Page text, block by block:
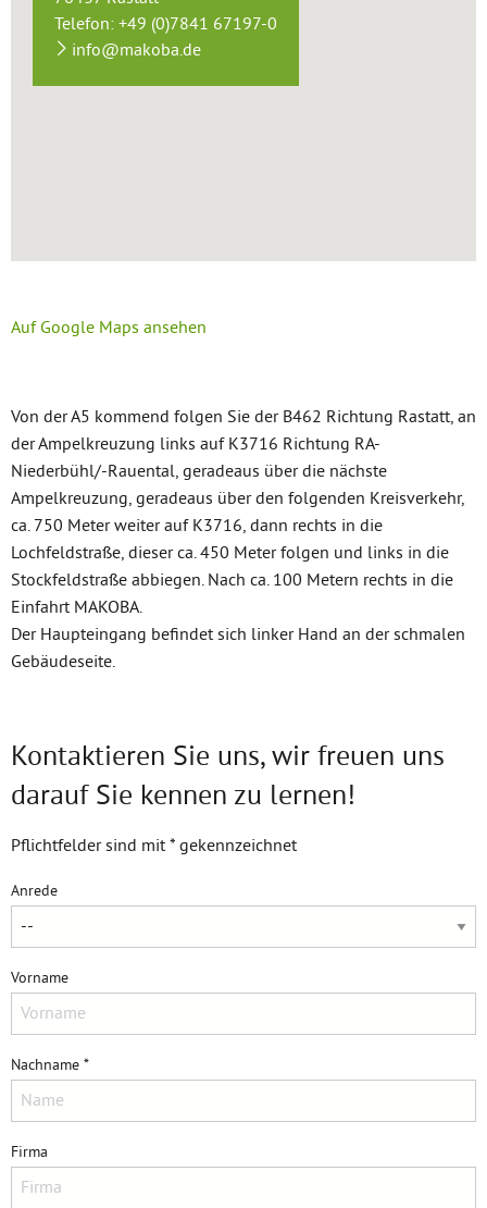
Telefon: +49 (0)7841 67197-0
info@makoba.de
Auf Google Maps ansehen
Von der A5 kommend folgen Sie der B462 Richtung Rastatt, an
der Ampelkreuzung links auf K3716 Richtung RA-
Niederbühl/-Rauental, geradeaus über die nächste
Ampelkreuzung, geradeaus über den folgenden Kreisverkehr,
ca. 750 Meter weiter auf K3716, dann rechts in die
Lochfeldstraße, dieser ca. 450 Meter folgen und links in die
Stockfeldstraße abbiegen. Nach ca. 100 Metern rechts in die
Einfahrt MAKOBA.
Der Haupteingang befindet sich linker Hand an der schmalen
Gebäudeseite.
Kontaktieren Sie uns, wir freuen uns
darauf Sie kennen zu lernen!
Pflichtfelder sind mit * gekennzeichnet
Anrede
Vorname
Nachname *
Firma